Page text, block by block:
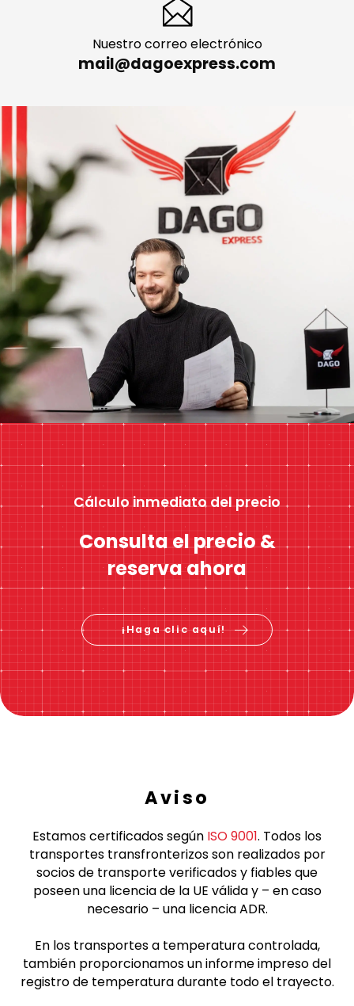
Nuestro correo electrónico
mail@dagoexpress.com
Cálculo inmediato del precio
Consulta el precio &
reserva ahora
¡Haga clic aquí!
Aviso
Estamos certificados según ISO 9001. Todos los
transportes transfronterizos son realizados por
socios de transporte verificados y fiables que
poseen una licencia de la UE válida y – en caso
necesario – una licencia ADR.
En los transportes a temperatura controlada,
también proporcionamos un informe impreso del
registro de temperatura durante todo el trayecto.